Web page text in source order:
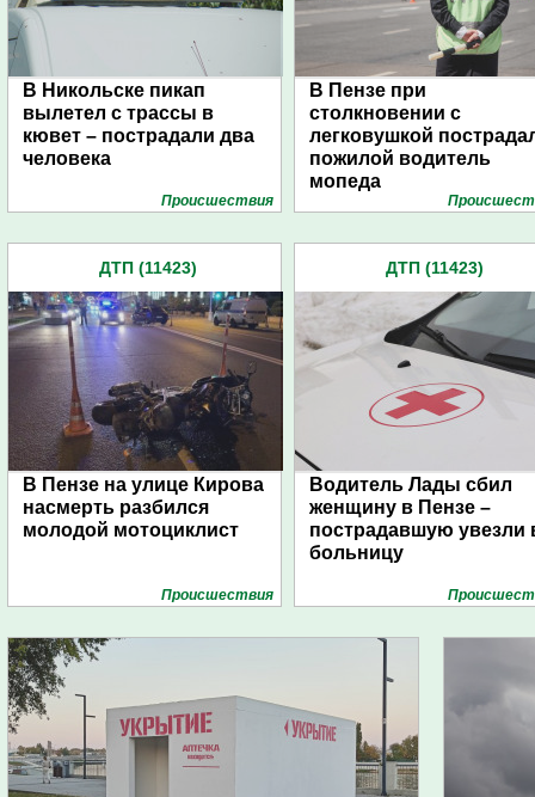
В Никольске пикап
вылетел с трассы в
кювет – пострадали два
человека
Проиcшествия
В Пензе при
столкновении с
легковушкой
пожилой водитель
мопеда
ДТП (11423)
В Пензе на улице Кирова
насмерть разбился
молодой мотоциклист
Проиcшествия
ДТП (11423)
Водитель Лады сбил
женщину в Пензе –
пострадавшую увезли
больницу